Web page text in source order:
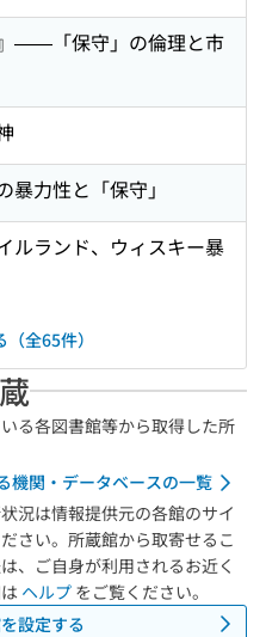
——「保守」の倫理と市
力性と「保守」
ランド、ウィスキー暴
全65件）
る各図書館等から取得した所
機関・データベースの一覧
況は情報提供元の各館のサイ
さい。所蔵館から取寄せるこ
、ご自身が利用されるお近く
ヘルプ をご覧ください。
設定する